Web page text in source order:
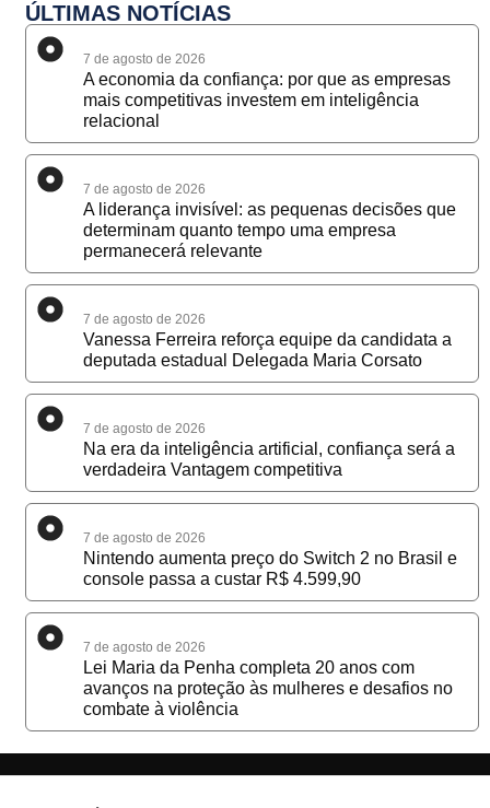
ÚLTIMAS NOTÍCIAS
7 de agosto de 2026
A economia da confiança: por que as empresas
mais competitivas investem em inteligência
relacional
7 de agosto de 2026
A liderança invisível: as pequenas decisões que
determinam quanto tempo uma empresa
permanecerá relevante
7 de agosto de 2026
Vanessa Ferreira reforça equipe da candidata a
deputada estadual Delegada Maria Corsato
7 de agosto de 2026
Na era da inteligência artificial, confiança será a
verdadeira Vantagem competitiva
7 de agosto de 2026
Nintendo aumenta preço do Switch 2 no Brasil e
console passa a custar R$ 4.599,90
7 de agosto de 2026
Lei Maria da Penha completa 20 anos com
avanços na proteção às mulheres e desafios no
combate à violência